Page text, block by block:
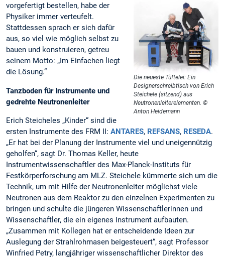
Die neueste Tüftelei: Ein
Designerschreibtisch von Erich
Steichele (sitzend) aus
Neutronenleiterelementen. ©
Anton Heidemann
vorgefertigt bestellen, habe der
Physiker immer verteufelt.
Stattdessen sprach er sich dafür
aus, so viel wie möglich selbst zu
bauen und konstruieren, getreu
seinem Motto: „Im Einfachen liegt
die Lösung.“
Tanzboden für Instrumente und
gedrehte Neutronenleiter
Erich Steicheles „Kinder“ sind die
ersten Instrumente des FRM II: ANTARES, REFSANS, RESEDA.
„Er hat bei der Planung der Instrumente viel und uneigennützig
geholfen“, sagt Dr. Thomas Keller, heute
Instrumentwissenschaftler des Max-Planck-Instituts für
Festkörperforschung am MLZ. Steichele kümmerte sich um die
Technik, um mit Hilfe der Neutronenleiter möglichst viele
Neutronen aus dem Reaktor zu den einzelnen Experimenten zu
bringen und schulte die jüngeren Wissenschaftlerinnen und
Wissenschaftler, die ein eigenes Instrument aufbauten.
„Zusammen mit Kollegen hat er entscheidende Ideen zur
Auslegung der Strahlrohrnasen beigesteuert“, sagt Professor
Winfried Petry, langjähriger wissenschaftlicher Direktor des